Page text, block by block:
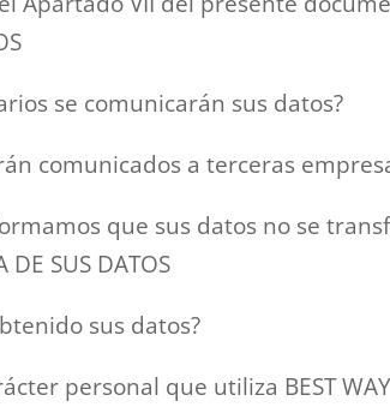
se comunicarán sus datos?
comunicados a terceras
que sus datos no se
DE SUS DATOS
sus datos?
personal que utiliza BEST